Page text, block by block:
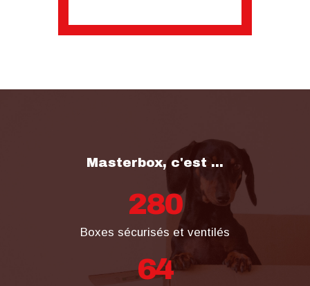
Masterbox, c'est ...
280
Boxes sécurisés et ventilés
64